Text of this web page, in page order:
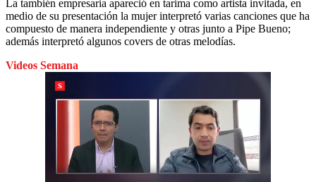
La también empresaria apareció en tarima como artista invitada, en
medio de su presentación la mujer interpretó varias canciones que ha
compuesto de manera independiente y otras junto a Pipe Bueno;
además interpretó algunos covers de otras melodías.
Videos Semana